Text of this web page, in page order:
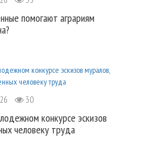
помогают аграриям
30
конкурсе эскизов
человеку труда